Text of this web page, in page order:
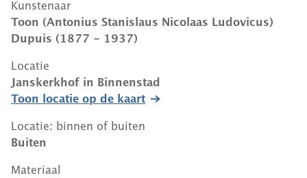
Kunstenaar
Toon (Antonius Stanislaus Nicolaas Ludovicus)
Dupuis (1877 - 1937)
Locatie
Janskerkhof in Binnenstad
Toon locatie op de kaart
Locatie: binnen of buiten
Buiten
Materiaal